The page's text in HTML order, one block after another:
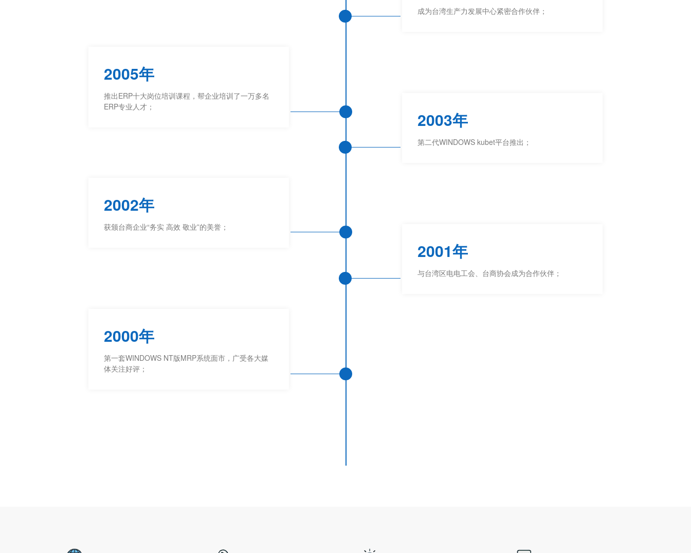
成为台湾生产力发展中心紧密合作伙伴；
2005年
推出ERP十大岗位培训课程，帮企业培训了一万多名
ERP专业人才；
2003年
第二代WINDOWS kubet平台推出；
2002年
获颁台商企业“务实 高效 敬业”的美誉；
2001年
与台湾区电电工会、台商协会成为合作伙伴；
2000年
第一套WINDOWS NT版MRP系统面市，广受各大媒
体关注好评；